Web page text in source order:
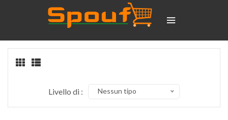
Livello di : Nessun tipo